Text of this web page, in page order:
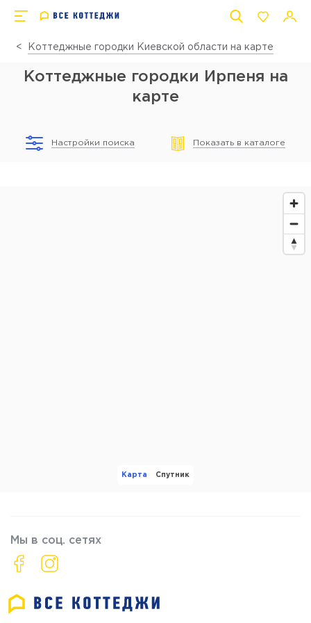
Коттеджные городки Киевской области на карте
Коттеджные городки Ирпеня на
карте
Настройки поиска Показать в каталоге
Карта Спутник
Мы в соц. сетях